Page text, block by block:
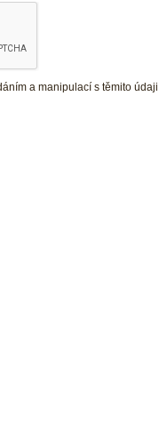
a manipulací s těmito údaji